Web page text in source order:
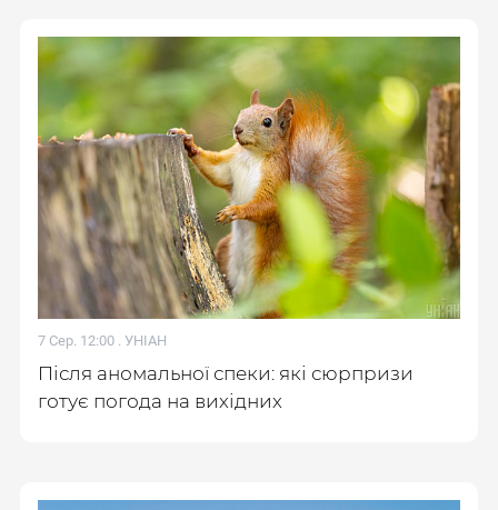
7 Сер. 12:00 . УНІАН
Після аномальної спеки: які сюрпризи
готує погода на вихідних